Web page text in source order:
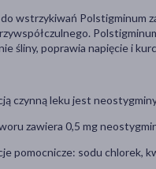
wstrzykiwań Polstigminum
śliny, poprawia napięcie i
czynną leku jest
zawiera 0,5 mg
pomocnicze: sodu chlorek,